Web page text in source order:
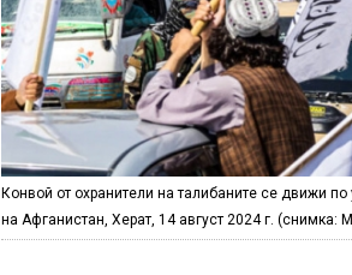
Конвой от охранители на талибаните се движи
на Афганистан, Херат, 14 август 2024 г. (снимка: